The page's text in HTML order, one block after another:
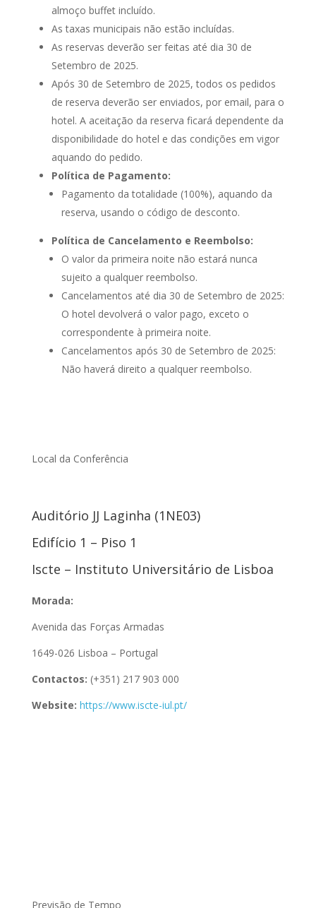
almoço buffet incluído.
As taxas municipais não estão incluídas.
As reservas deverão ser feitas até dia 30 de
Setembro de 2025.
Após 30 de Setembro de 2025, todos os pedidos
de reserva deverão ser enviados, por email, para o
hotel. A aceitação da reserva ficará dependente da
disponibilidade do hotel e das condições em vigor
aquando do pedido.
Política de Pagamento:
Pagamento da totalidade (100%), aquando da
reserva, usando o código de desconto.
Política de Cancelamento e Reembolso:
O valor da primeira noite não estará nunca
sujeito a qualquer reembolso.
Cancelamentos até dia 30 de Setembro de 2025:
O hotel devolverá o valor pago, exceto o
correspondente à primeira noite.
Cancelamentos após 30 de Setembro de 2025:
Não haverá direito a qualquer reembolso.
Local da Conferência
Auditório JJ Laginha (1NE03)
Edifício 1 – Piso 1
Iscte – Instituto Universitário de Lisboa
Morada:
Avenida das Forças Armadas
1649-026 Lisboa – Portugal
Contactos: (+351) 217 903 000
Website: https://www.iscte-iul.pt/
Previsão de Tempo